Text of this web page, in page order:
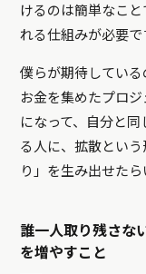
けるのは簡単なこ
れる仕組みが必要で
僕らが期待してい
お金を集めたプロ
になって、自分と
る人に、拡散とい
り」を生み出せたら
誰一人取り残さな
を増やすこと